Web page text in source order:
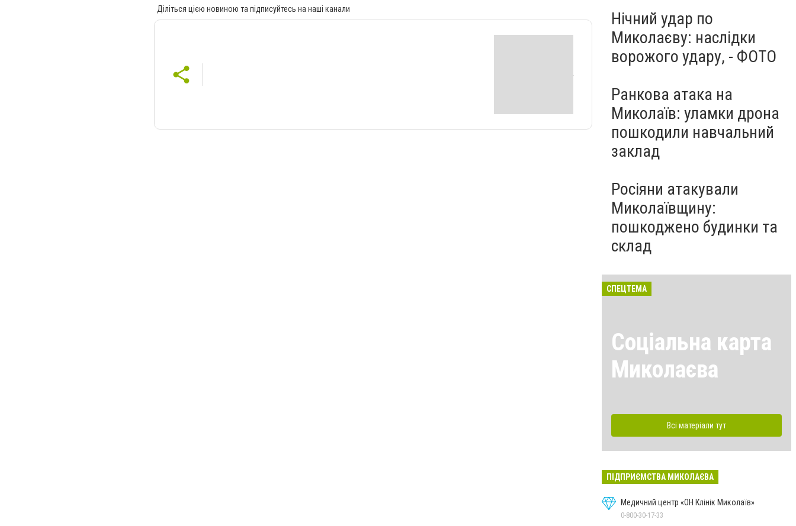
Діліться цією новиною та підписуйтесь на наші канали
Нічний удар по
Миколаєву: наслідки
ворожого удару, - ФОТО
Ранкова атака на
Миколаїв: уламки дрона
пошкодили навчальний
заклад
Росіяни атакували
Миколаївщину:
пошкоджено будинки та
склад
СПЕЦТЕМА
Соціальна карта
Миколаєва
Всі матеріали тут
ПІДПРИЄМСТВА МИКОЛАЄВА
Медичний центр «ОН Клінік Миколаїв»
0-800-30-17-33